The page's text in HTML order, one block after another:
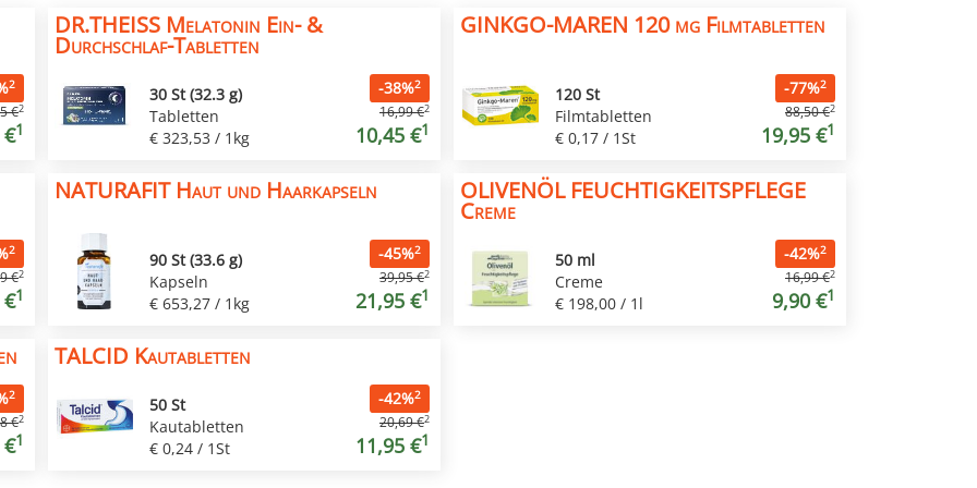
2
€2
1
DR.THEISS Melatonin Ein- &
Durchschlaf-Tabletten
30 St (32.3 g)
Tabletten
€ 323,53 / 1kg
-38%2
16,99 €2
10,45 €1
GINKGO-MAREN 120 mg Filmtabletten
120 St
Filmtabletten
€ 0,17 / 1St
-77%2
88,50 €2
19,95 €1
2
€2
1
NATURAFIT Haut und Haarkapseln
90 St (33.6 g)
Kapseln
€ 653,27 / 1kg
-45%2
39,95 €2
21,95 €1
OLIVENÖL FEUCHTIGKEITSPFLEGE
Creme
50 ml
Creme
€ 198,00 / 1l
-42%2
16,99 €2
9,90 €1
2
€2
1
TALCID Kautabletten
50 St
Kautabletten
€ 0,24 / 1St
-42%2
20,69 €2
11,95 €1